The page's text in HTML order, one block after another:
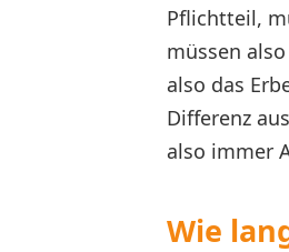
Pflichtteil,
müssen
also das
Differenz
also immer
Wie